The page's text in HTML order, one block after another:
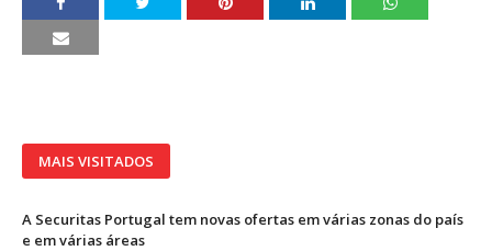
MAIS VISITADOS
A Securitas Portugal tem novas ofertas em várias zonas do país
e em várias áreas